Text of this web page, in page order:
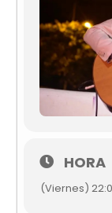
HORA
(Viernes)